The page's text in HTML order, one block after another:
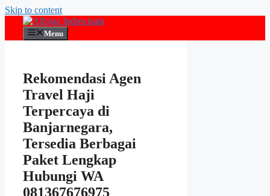
Skip to content
Menu
Rekomendasi Agen
Travel Haji
Terpercaya di
Banjarnegara,
Tersedia Berbagai
Paket Lengkap
Hubungi WA
081367676975